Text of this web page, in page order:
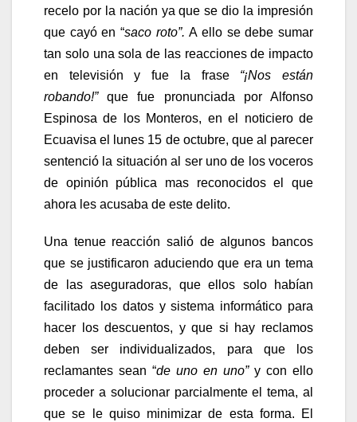
recelo por la nación ya que se dio la impresión
que cayó en “saco roto”.A ello se debe sumar
tan solo una sola de las reacciones de impacto
en televisión y fue la frase “¡Nos están
robando!”que fue pronunciada por Alfonso
Espinosa de los Monteros, en el noticiero de
Ecuavisa el lunes 15 de octubre, que al parecer
sentenció la situación al ser uno de los voceros
de opinión pública mas reconocidos el que
ahora les acusaba de este delito.
Una tenue reacción salió de algunos bancos
que se justificaron aduciendo que era un tema
de las aseguradoras, que ellos solo habían
facilitado los datos y sistema informático para
hacer los descuentos, y que si hay reclamos
deben ser individualizados, para que los
reclamantes sean “de uno en uno” y con ello
proceder a solucionar parcialmente el tema, al
que se le quiso minimizar de esta forma. El